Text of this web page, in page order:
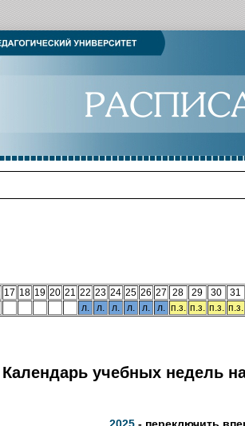
17 18 19 20 21 22 23 24 25 26 27 28 29 30 31
л.
л. л. л. л. л. п.з. п.з. п.з. п.з.
Календарь учебных недель